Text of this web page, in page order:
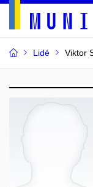
Lidé Viktor